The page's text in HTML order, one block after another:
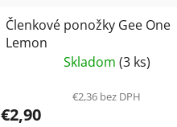
Členkové ponožky Gee One
Lemon
Skladom (3 ks)
€2,36 bez DPH
€2,90